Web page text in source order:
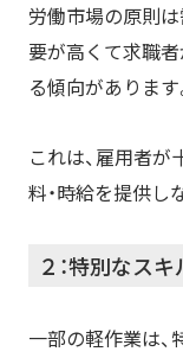
労働市場の原則
要が高くて求職
る傾向があります
これは、雇用者
料・時給を提供し
２：特別なス
一部の軽作業は